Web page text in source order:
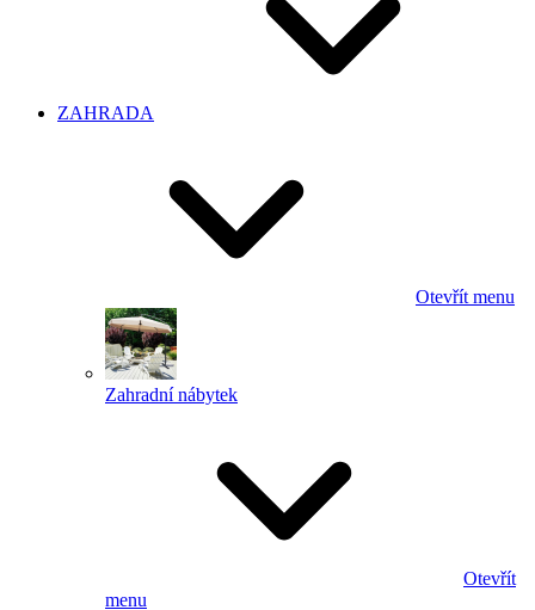
ZAHRADA
Otevřít menu
Zahradní nábytek
Otevřít
menu